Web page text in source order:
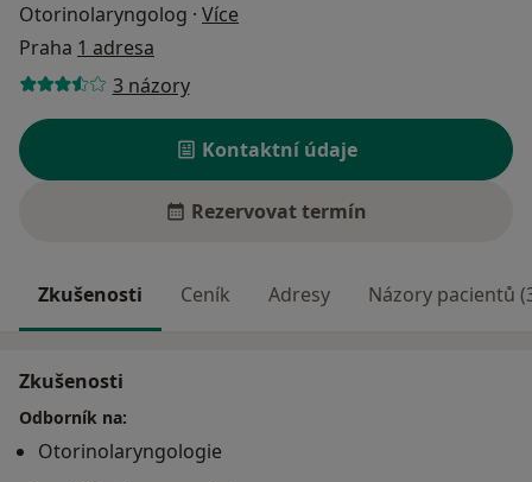
Otorinolaryngolog · Více
Praha 1 adresa
3 názory
Kontaktní údaje
Rezervovat termín
Zkušenosti Ceník Adresy Názory pacientů
Zkušenosti
Odborník na:
Otorinolaryngologie